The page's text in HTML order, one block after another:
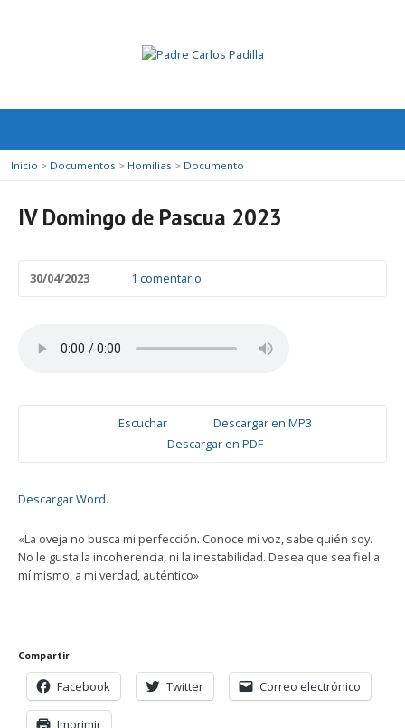
Inicio > Documentos > Homilias > Documento
IV Domingo de Pascua 2023
30/04/2023 1 comentario
Escuchar
Descargar en MP3
Descargar en PDF
Descargar Word.
«La oveja no busca mi perfección. Conoce mi voz, sabe quién soy.
No le gusta la incoherencia, ni la inestabilidad. Desea que sea fiel a
mí mismo, a mi verdad, auténtico»
Compartir
Facebook Twitter Correo electrónico
Imprimir